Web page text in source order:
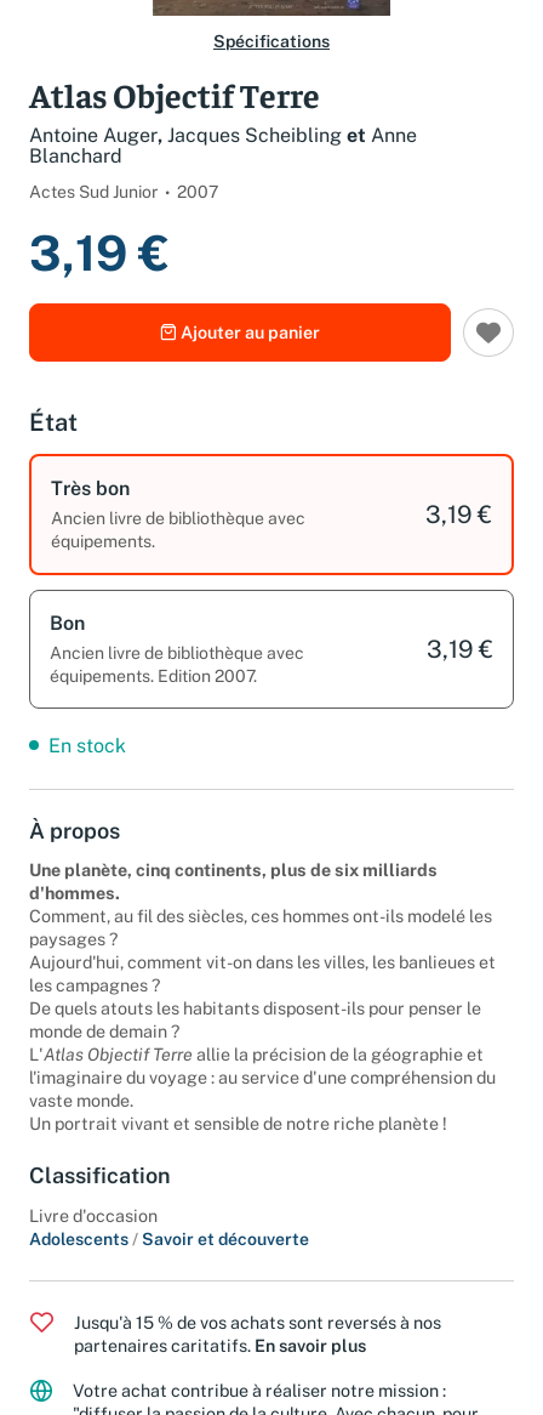
Spécifications
Atlas Objectif Terre
Antoine Auger, Jacques Scheibling et Anne
Blanchard
Actes Sud Junior 2007
3,19 €
Ajouter au panier
État
Très bon
Ancien livre de bibliothèque avec
équipements.
3,19 €
Bon
Ancien livre de bibliothèque avec
équipements. Edition 2007.
3,19 €
En stock
À propos
Une planète, cinq continents, plus de six milliards
d'hommes.
Comment, au fil des siècles, ces hommes ont-ils modelé les
paysages ?
Aujourd'hui, comment vit-on dans les villes, les banlieues et
les campagnes ?
De quels atouts les habitants disposent-ils pour penser le
monde de demain ?
L'Atlas Objectif Terre allie la précision de la géographie et
l'imaginaire du voyage : au service d'une compréhension du
vaste monde.
Un portrait vivant et sensible de notre riche planète !
Classification
Livre d'occasion
Adolescents /Savoir et découverte
Jusqu'à 15 % de vos achats sont reversés à nos
partenaires caritatifs. En savoir plus
Votre achat contribue à réaliser notre mission :